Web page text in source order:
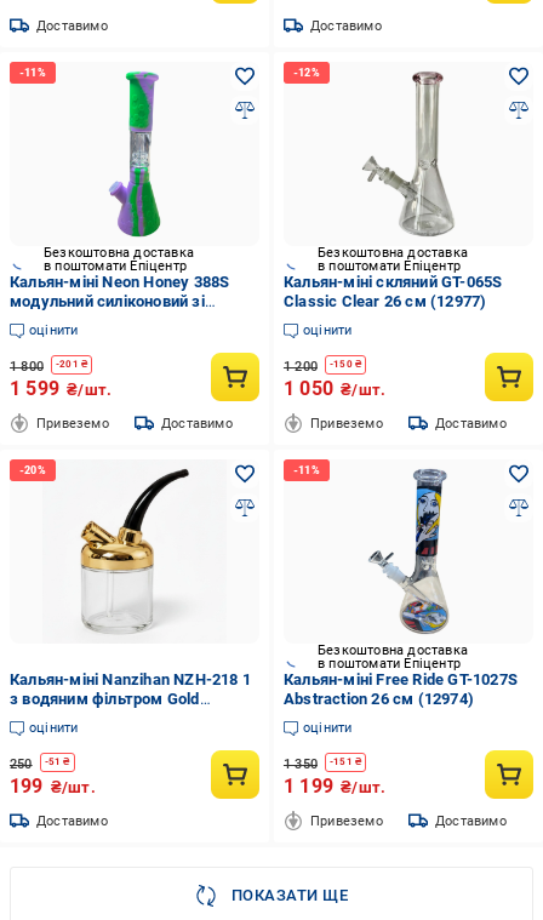
Доставимо Доставимо
Безкоштовна доставка
в поштомати Епіцентр
Кальян-міні Neon Honey 388S
модульний силіконовий зі
скляним перколятором 26 см
(12969)
оцінити
1 800 -201 ₴
1 599 ₴/шт.
Привеземо Доставимо
Безкоштовна доставка
в поштомати Епіцентр
Кальян-міні скляний GT-065S
Classic Clear 26 см (12977)
оцінити
1 200 -150₴
1 050 ₴/шт.
Привеземо Доставимо
Кальян-міні Nanzihan NZH-218 1
з водяним фільтром Gold
(07843)
оцінити
250 -51 ₴
199 ₴/шт.
Доставимо
Безкоштовна доставка
в поштомати Епіцентр
Кальян-міні Free Ride GT-1027S
Abstraction 26 см (12974)
оцінити
1 350 -151 ₴
1 199 ₴/шт.
Привеземо Доставимо
ПОКАЗАТИ ЩЕ